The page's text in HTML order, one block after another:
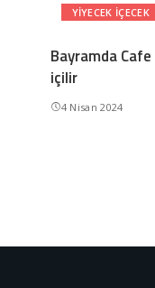
YIYECEK IÇECEK
Bayramda
içilir
4 Nisan 2024